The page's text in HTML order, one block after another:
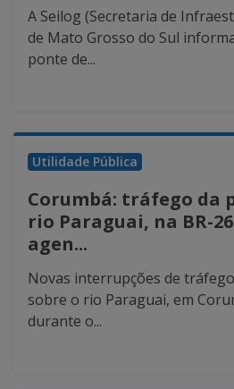
A Seilog (Secretaria de
de Mato Grosso do Sul
ponte de...
Utilidade Pública
Corumbá: tráfego da
rio Paraguai, na BR-
agen...
Novas interrupções de
sobre o rio Paraguai, em
durante o...